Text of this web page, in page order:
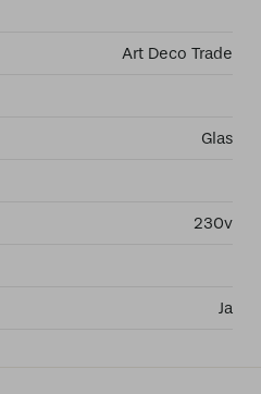
Art Deco Trade
Glas
230v
Ja